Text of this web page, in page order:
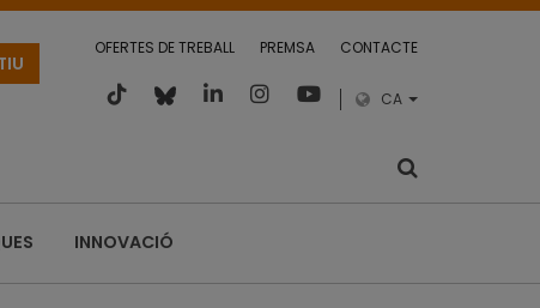
OFERTES DE TREBALL PREMSA CONTACTE
CA
INNOVACIÓ